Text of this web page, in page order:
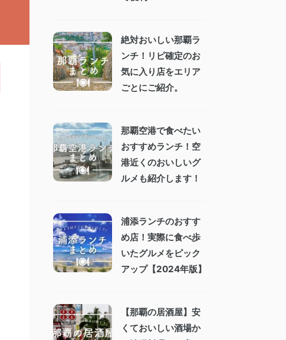
絶対おいしい那覇ラ
ンチ！リピ確定のお
気に入り店をエリア
ごとにご紹介。
那覇空港で食べたい
おすすめランチ！空
港近くのおいしいグ
ルメも紹介します！
浦添ランチのおすす
め店！実際に食べ歩
いたグルメをピック
アップ【2024年版】
【那覇の居酒屋】安
くておいしい酒場か